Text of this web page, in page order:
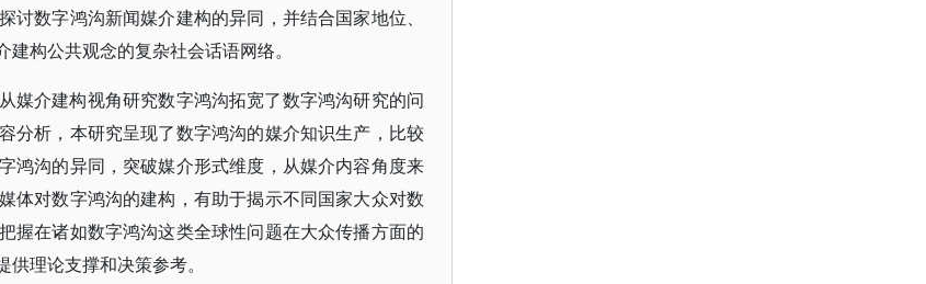
数字鸿沟新闻媒介建构的异同，并结合国家地位、
构公共观念的复杂社会话语网络。
媒介建构视角研究数字鸿沟拓宽了数字鸿沟研究的问
分析，本研究呈现了数字鸿沟的媒介知识生产，比较
鸿沟的异同，突破媒介形式维度，从媒介内容角度来
体对数字鸿沟的建构，有助于揭示不同国家大众对数
握在诸如数字鸿沟这类全球性问题在大众传播方面的
理论支撑和决策参考。